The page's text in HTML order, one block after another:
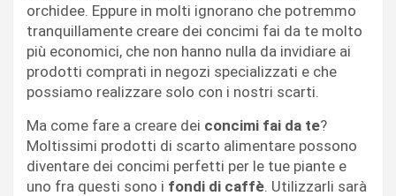
orchidee. Eppure in molti ignorano che potremmo
tranquillamente creare dei concimi fai da te molto
più economici, che non hanno nulla da invidiare ai
prodotti comprati in negozi specializzati e che
possiamo realizzare solo con i nostri scarti.
Ma come fare a creare dei concimi fai da te?
Moltissimi prodotti di scarto alimentare possono
diventare dei concimi perfetti per le tue piante e
uno fra questi sono i fondi di caffè. Utilizzarli sarà